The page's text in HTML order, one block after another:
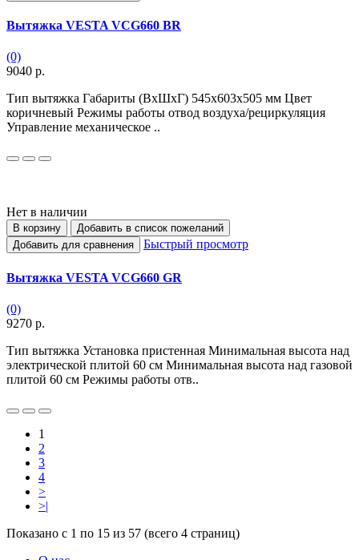
Вытяжка VESTA VCG660 BR
(0)
9040 р.
Тип вытяжка Габариты (ВхШхГ) 545х603x505 мм Цвет
коричневый Режимы работы отвод воздуха/рециркуляция
Управление механическое ..
Нет в наличии
В корзину
Добавить в список пожеланий
Добавить для сравнения
Быстрый просмотр
Вытяжка VESTA VCG660 GR
(0)
9270 р.
Тип вытяжка Установка пристенная Минимальная высота над
электрической плитой 60 см Минимальная высота над газовой
плитой 60 см Режимы работы отв..
1
2
3
4
>
>|
Показано с 1 по 15 из 57 (всего 4 страниц)